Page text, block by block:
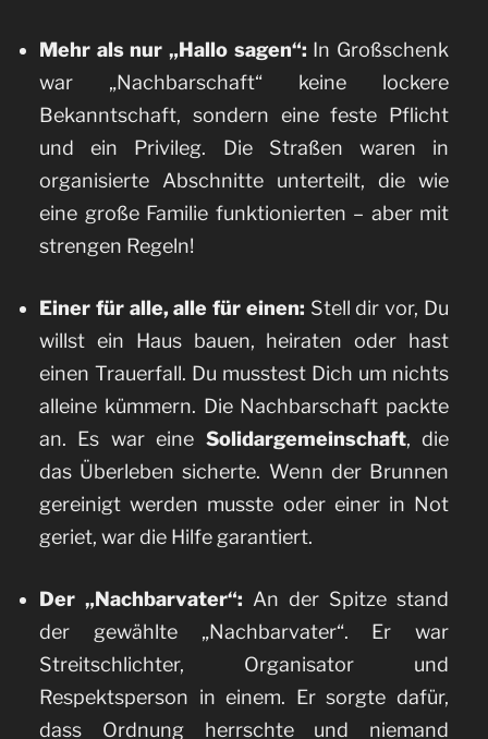
Mehr als nur „Hallo sagen“: In Großschenk
war „Nachbarschaft“ keine lockere
Bekanntschaft, sondern eine feste Pflicht
und ein Privileg. Die Straßen waren in
organisierte Abschnitte unterteilt, die wie
eine große Familie funktionierten – aber mit
strengen Regeln!
Einer für alle, alle für einen: Stell dir vor, Du
willst ein Haus bauen, heiraten oder hast
einen Trauerfall. Du musstest Dich um nichts
alleine kümmern. Die Nachbarschaft packte
an. Es war eine Solidargemeinschaft, die
das Überleben sicherte. Wenn der Brunnen
gereinigt werden musste oder einer in Not
geriet, war die Hilfe garantiert.
Der „Nachbarvater“: An der Spitze stand
der gewählte „Nachbarvater“. Er war
Streitschlichter, Organisator und
Respektsperson in einem. Er sorgte dafür,
dass Ordnung herrschte und niemand